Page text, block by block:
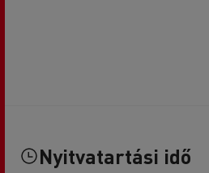
Nyitvatartási idő